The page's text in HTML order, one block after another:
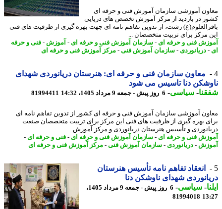
آموزشی سازمان آموزش فنی و حرفه ای
در بازدید از مرکز آموزش تخصص های دریایی
رشت، از تدوین تفاهم نامه ای جهت بهره گیری از ظرفیت های فنی
مرکز برای تربیت متخصصان ...
فنی و حرفه ای- سازمان آموزش فنی و حرفه ای- آموزش-فنی و حرفه
دریانوردی-سازمان آموزش فنی -مرکز آموزش فنی و حرفه ای
معاون سازمان فنی و حرفه ای: هنرستان دریانوردی شهدای
دنا تاسیس می شود
-سیاسی-6 روز پیش - جمعه 9 مرداد 1405، 14:32 81994411
آموزشی سازمان آموزش فنی و حرفه ای کشور از تدوین تفاهم نامه ای
بهره گیری از ظرفیت های فنی این مرکز برای تربیت متخصصان صنعت
و تأسیس هنرستان دریانوردی و مرکز آموزش ...
فنی و حرفه ای- سازمان آموزش فنی و حرفه ای- فنی و حرفه ای-
-دریانوردی-سازمان آموزش فنی -مرکز آموزش فنی و حرفه ای
انعقاد تفاهم نامه تأسیس هنرستان
شهدای ناوشکن دنا
-سیاسی-
6 روز پیش - جمعه 9 مرداد 1405،
81994018